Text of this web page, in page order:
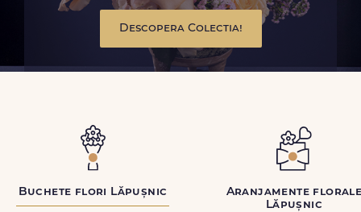
Descopera Colectia!
Buchete flori Lăpușnic
Aranjamente
Lăpușnic